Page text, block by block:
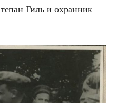
Гиль и охран­ник